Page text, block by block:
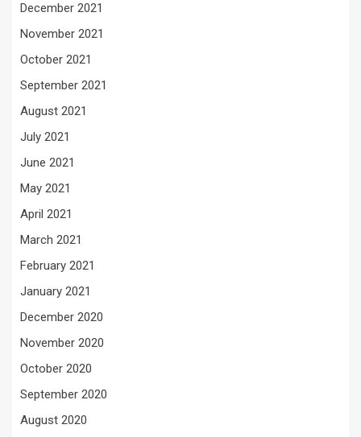
December 2021
November 2021
October 2021
September 2021
August 2021
July 2021
June 2021
May 2021
April 2021
March 2021
February 2021
January 2021
December 2020
November 2020
October 2020
September 2020
August 2020